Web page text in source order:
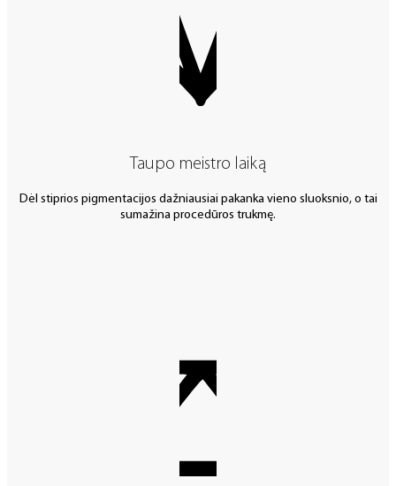
Taupo meistro laiką
Dėl stiprios pigmentacijos dažniausiai pakanka vieno sluoksnio, o tai
sumažina procedūros trukmę.